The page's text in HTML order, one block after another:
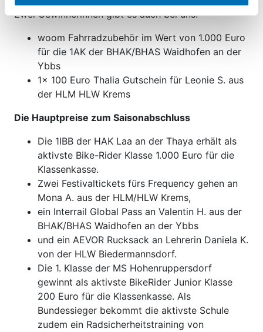
Zwei Gewinnerinnen gibt es auch bei uns:
woom Fahrradzubehör im Wert von 1.000 Euro
für die 1AK der BHAK/BHAS Waidhofen an der
Ybbs
1x 100 Euro Thalia Gutschein für Leonie S. aus
der HLM HLW Krems
Die Hauptpreise zum Saisonabschluss
Die 1IBB der HAK Laa an der Thaya erhält als
aktivste Bike-Rider Klasse 1.000 Euro für die
Klassenkasse.
Zwei Festivaltickets fürs Frequency gehen an
Mona A. aus der HLM/HLW Krems,
ein Interrail Global Pass an Valentin H. aus der
BHAK/BHAS Waidhofen an der Ybbs
und ein AEVOR Rucksack an Lehrerin Daniela K.
von der HLW Biedermannsdorf.
Die 1. Klasse der MS Hohenruppersdorf
gewinnt als aktivste BikeRider Junior Klasse
200 Euro für die Klassenkasse. Als
Bundessieger bekommt die aktivste Schule
zudem ein Radsicherheitstraining von